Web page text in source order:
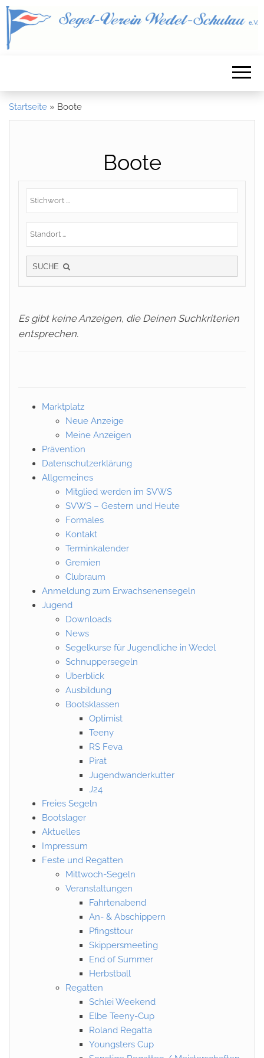
Startseite » Boote
Boote
SUCHE
Es gibt keine Anzeigen, die Deinen Suchkriterien
entsprechen.
Marktplatz
Neue Anzeige
Meine Anzeigen
Prävention
Datenschutzerklärung
Allgemeines
Mitglied werden im SVWS
SVWS – Gestern und Heute
Formales
Kontakt
Terminkalender
Gremien
Clubraum
Anmeldung zum Erwachsenensegeln
Jugend
Downloads
News
Segelkurse für Jugendliche in Wedel
Schnuppersegeln
Überblick
Ausbildung
Bootsklassen
Optimist
Teeny
RS Feva
Pirat
Jugendwanderkutter
J24
Freies Segeln
Bootslager
Aktuelles
Impressum
Feste und Regatten
Mittwoch-Segeln
Veranstaltungen
Fahrtenabend
An- & Abschippern
Pfingsttour
Skippersmeeting
End of Summer
Herbstball
Regatten
Schlei Weekend
Elbe Teeny-Cup
Roland Regatta
Youngsters Cup